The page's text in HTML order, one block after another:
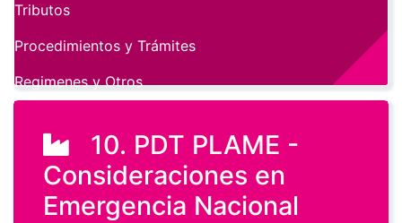
10. PDT PLAME -
Consideraciones en
Emergencia Nacional
Tributos
Procedimientos y Trámites
Regimenes y Otros